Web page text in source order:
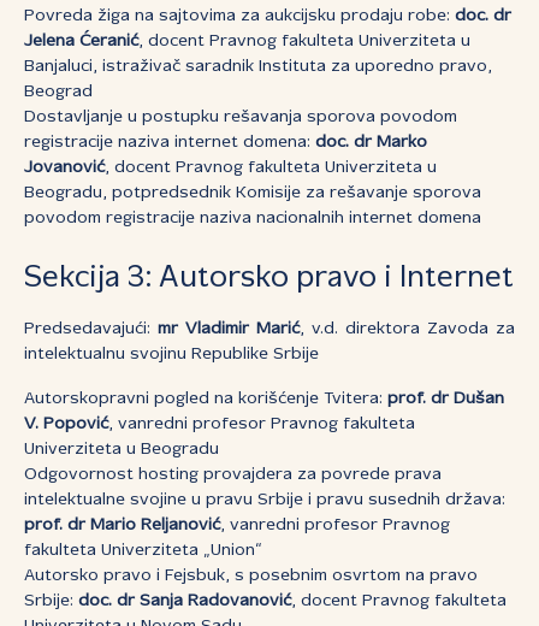
Povreda žiga na sajtovima za aukcijsku prodaju robe: doc. dr
Jelena Ćeranić, docent Pravnog fakulteta Univerziteta u
Banjaluci, istraživač saradnik Instituta za uporedno pravo,
Beograd
Dostavljanje u postupku rešavanja sporova povodom
registracije naziva internet domena: doc. dr Marko
Jovanović, docent Pravnog fakulteta Univerziteta u
Beogradu, potpredsednik Komisije za rešavanje sporova
povodom registracije naziva nacionalnih internet domena
Sekcija 3: Autorsko pravo i Internet
Predsedavajući: mr Vladimir Marić, v.d. direktora Zavoda za
intelektualnu svojinu Republike Srbije
Autorskopravni pogled na korišćenje Tvitera: prof. dr Dušan
V. Popović, vanredni profesor Pravnog fakulteta
Univerziteta u Beogradu
Odgovornost hosting provajdera za povrede prava
intelektualne svojine u pravu Srbije i pravu susednih država:
prof. dr Mario Reljanović, vanredni profesor Pravnog
fakulteta Univerziteta „Union“
Autorsko pravo i Fejsbuk, s posebnim osvrtom na pravo
Srbije: doc. dr Sanja Radovanović, docent Pravnog fakulteta